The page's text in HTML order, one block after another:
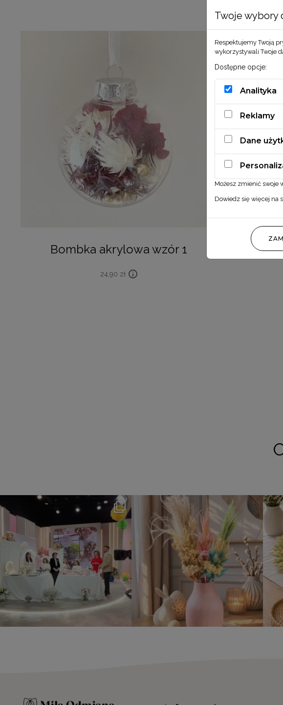
Bombka akrylowa wzór 1
24,90 zł
Twoje wybory
Respektujemy Twoją
wykorzystywali Twoje
Dostępne opcje:
Analityka
Reklamy
Dane
Możesz zmienić swoje
Dowiedz się więcej na